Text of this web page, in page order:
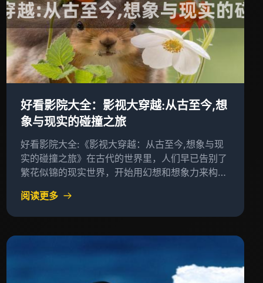
好看影院大全：影视大穿越:从古至今,想
象与现实的碰撞之旅
好看影院大全:《影视大穿越：从古至今,想象与现
实的碰撞之旅》在古代的世界里，人们早已告别了
繁花似锦的现实世界，开始用幻想和想象力来构建
阅读更多